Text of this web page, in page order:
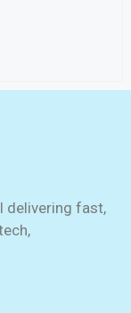
delivering fast,